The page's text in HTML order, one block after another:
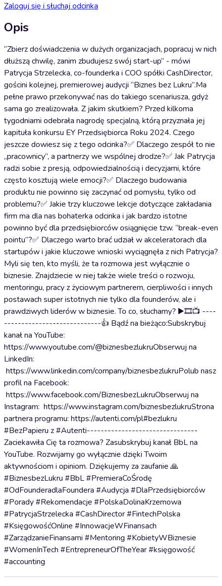
Zaloguj się i słuchaj odcinka
Opis
“Zbierz doświadczenia w dużych organizacjach, popracuj w nich
dłuższą chwilę, zanim zbudujesz swój start-up” - mówi
Patrycja Strzelecka, co-founderka i COO spółki CashDirector,
gościni kolejnej, premierowej audycji “Biznes bez Lukru”.Ma
pełne prawo przekonywać nas do takiego scenariusza, gdyż
sama go zrealizowała. Z jakim skutkiem? Przed kilkoma
tygodniami odebrała nagrodę specjalną, którą przyznała jej
kapituła konkursu EY Przedsiębiorca Roku 2024. Czego
jeszcze dowiesz się z tego odcinka?✅ Dlaczego zespół to nie
„pracownicy”, a partnerzy we wspólnej drodze?✅ Jak Patrycja
radzi sobie z presją, odpowiedzialnością i decyzjami, które
często kosztują wiele emocji?✅ Dlaczego budowania
produktu nie powinno się zaczynać od pomysłu, tylko od
problemu?✅ Jakie trzy kluczowe lekcje dotyczące zakładania
firm ma dla nas bohaterka odcinka i jak bardzo istotne
powinno być dla przedsiębiorców osiągnięcie tzw. “break-even
pointu”?✅ Dlaczego warto brać udział w akceleratorach dla
startupów i jakie kluczowe wnioski wyciągnęła z nich Patrycja?
Myli się ten, kto myśli, że ta rozmowa jest wyłącznie o
biznesie. Znajdziecie w niej także wiele treści o rozwoju,
mentoringu, pracy z życiowym partnerem, cierpliwości i innych
postawach super istotnych nie tylko dla founderów, ale i
prawdziwych liderów w biznesie. To co, słuchamy? ▶️🎞️📺 ----
----------------------------👍 Bądź na bieżąco:Subskrybuj
kanał na YouTube:
https://www.youtube.com/@biznesbezlukruObserwuj na
LinkedIn:
https://www.linkedin.com/company/biznesbezlukruPolub nasz
profil na Facebook:
https://www.facebook.com/BiznesbezLukruObserwuj na
Instagram: https://www.instagram.com/biznesbezlukruStrona
partnera programu: https://autenti.com/pl#bezlukru
#BezPapieru z #Autenti--------------------------------
Zaciekawiła Cię ta rozmowa? Zasubskrybuj kanał BbL na
YouTube. Rozwijamy go wyłącznie dzięki Twoim
aktywnościom i opiniom. Dziękujemy za zaufanie 🙏
#BiznesbezLukru #BbL #PremieraCoŚrodę
#OdFounderadlaFoundera #Audycja #DlaPrzedsiębiorców
#Porady #Rekomendacje #PolskaDolinaKrzemowa
#PatrycjaStrzelecka #CashDirector #FintechPolska
#KsięgowośćOnline #InnowacjeWFinansach
#ZarządzanieFinansami #Mentoring #KobietyWBiznesie
#WomenInTech #EntrepreneurOfTheYear #księgowość
#accounting